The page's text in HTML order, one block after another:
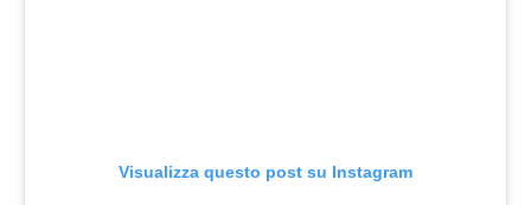
Visualizza questo post su Instagram